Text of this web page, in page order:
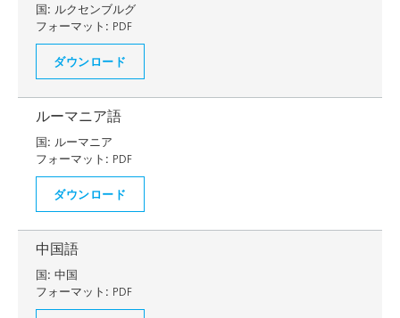
国: ルクセンブルグ
フォーマット: PDF
ダウンロード
ルーマニア語
国: ルーマニア
フォーマット: PDF
ダウンロード
中国語
国: 中国
フォーマット: PDF